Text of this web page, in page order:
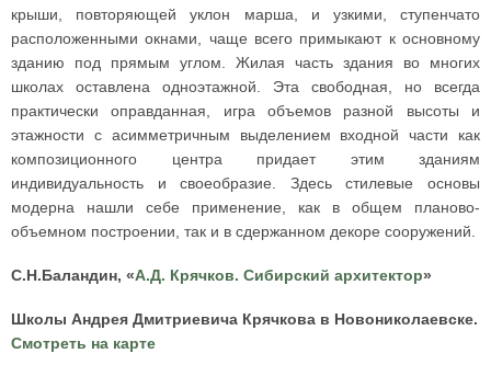
крыши, повторяющей уклон марша, и узкими, ступенчато
расположенными окнами, чаще всего примыкают к основному
зданию под прямым углом. Жилая часть здания во многих
школах оставлена одноэтажной. Эта свободная, но всегда
практически оправданная, игра объемов разной высоты и
этажности с асимметричным выделением входной части как
композиционного центра придает этим зданиям
индивидуальность и своеобразие. Здесь стилевые основы
модерна нашли себе применение, как в общем планово-
объемном построении, так и в сдержанном декоре сооружений.
С.Н.Баландин, «А.Д. Крячков. Сибирский архитектор»
Школы Андрея Дмитриевича Крячкова в Новониколаевске.
Смотреть на карте